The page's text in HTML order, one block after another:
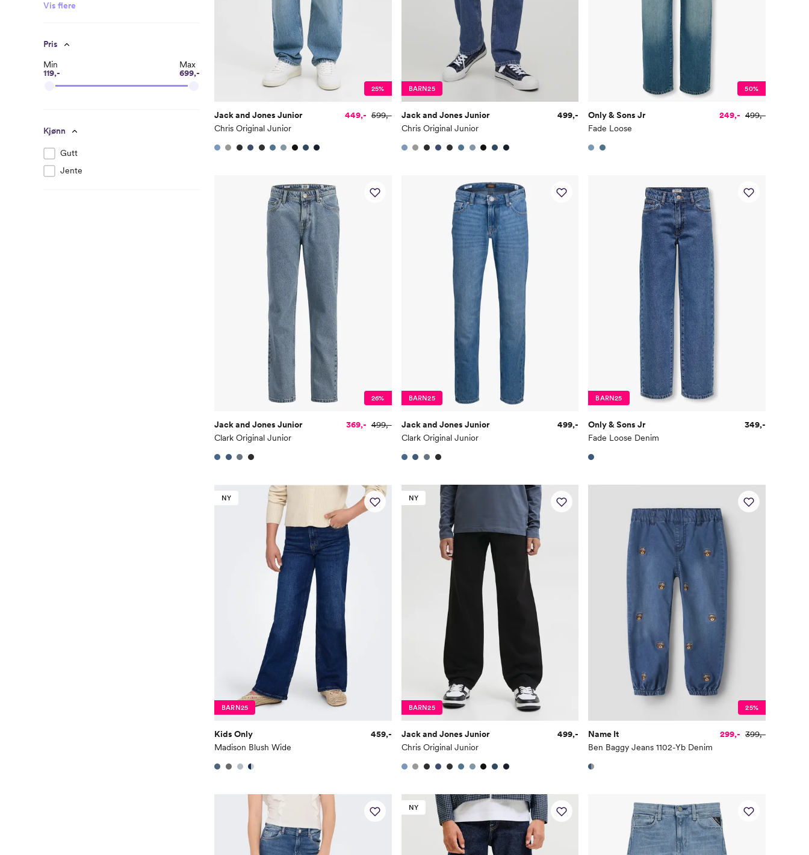
Vis flere
Pris
Min
119,-
Max
699,-
Kjønn
Gutt
Jente
25%
Jack and Jones Junior
Chris Original Junior
449,- 599,-
BARN25
Jack and Jones Junior
Chris Original Junior
499,-
50%
Only & Sons Jr
Fade Loose
249,- 499,-
26%
Jack and Jones Junior
Clark Original Junior
369,- 499,-
BARN25
Jack and Jones Junior
Clark Original Junior
499,-
BARN25
Only & Sons Jr
Fade Loose Denim
349,-
NY
BARN25
Kids Only
Madison Blush Wide
459,-
NY
BARN25
Jack and Jones Junior
Chris Original Junior
499,-
25%
Name It
Ben Baggy Jeans 1102-Yb Denim
299,- 399,-
NY